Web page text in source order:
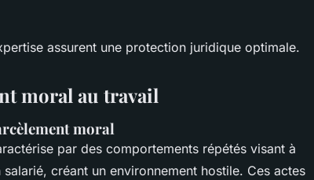
assurent une protection juridique optimale.
moral au travail
moral
par des comportements répétés visant à
créant un environnement hostile. Ces actes